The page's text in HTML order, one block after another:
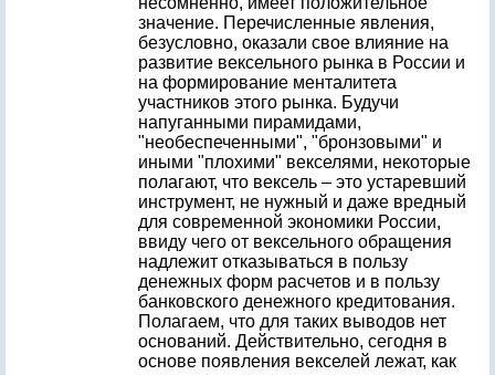
значение. Перечисленные явления,
безусловно, оказали свое влияние на
развитие вексельного рынка в России и
на формирование менталитета
участников этого рынка. Будучи
напуганными пирамидами,
"необеспеченными", "бронзовыми" и
иными "плохими" векселями, некоторые
полагают, что вексель – это устаревший
инструмент, не нужный и даже вредный
для современной экономики России,
ввиду чего от вексельного обращения
надлежит отказываться в пользу
денежных форм расчетов и в пользу
банковского денежного кредитования.
Полагаем, что для таких выводов нет
оснований. Действительно, сегодня в
основе появления векселей лежат, как